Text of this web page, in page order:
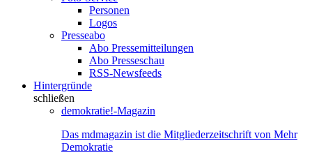
Personen
Logos
Presseabo
Abo Pressemitteilungen
Abo Presseschau
RSS-Newsfeeds
Hintergründe
schließen
demokratie!-Magazin
Das mdmagazin ist die Mitgliederzeitschrift von Mehr
Demokratie